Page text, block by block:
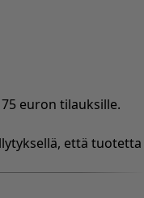
euron tilauksille.
että tuotetta